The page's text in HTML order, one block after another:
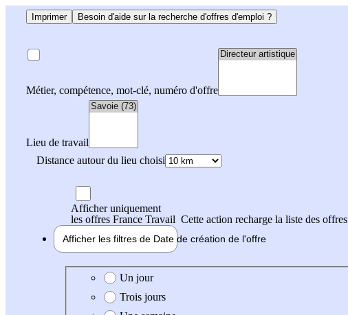
Imprimer Besoin d'aide sur la recherche d'offres d'emploi ?
Métier, compétence, mot-clé, numéro d'offre
Lieu de travail
Distance autour du lieu choisi
Afficher uniquement
les offres France Travail Cette action recharge la liste des offres
Afficher les filtres de Date de création de l'offre
Date de création de l'offre
Un jour
Trois jours